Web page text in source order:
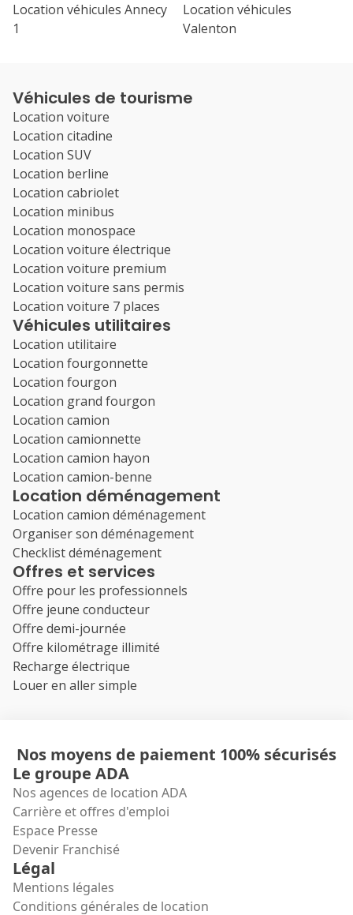
Location véhicules Annecy
1
Location véhicules
Valenton
Véhicules de tourisme
Location voiture
Location citadine
Location SUV
Location berline
Location cabriolet
Location minibus
Location monospace
Location voiture électrique
Location voiture premium
Location voiture sans permis
Location voiture 7 places
Véhicules utilitaires
Location utilitaire
Location fourgonnette
Location fourgon
Location grand fourgon
Location camion
Location camionnette
Location camion hayon
Location camion-benne
Location déménagement
Location camion déménagement
Organiser son déménagement
Checklist déménagement
Offres et services
Offre pour les professionnels
Offre jeune conducteur
Offre demi-journée
Offre kilométrage illimité
Recharge électrique
Louer en aller simple
Nos moyens de paiement 100% sécurisés
Le groupe ADA
Nos agences de location ADA
Carrière et offres d'emploi
Espace Presse
Devenir Franchisé
Légal
Mentions légales
Conditions générales de location